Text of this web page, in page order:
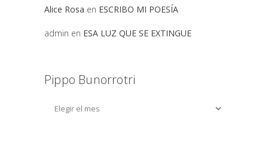
Alice Rosa en ESCRIBO MI POESÍA
admin en ESA LUZ QUE SE EXTINGUE
Pippo Bunorrotri